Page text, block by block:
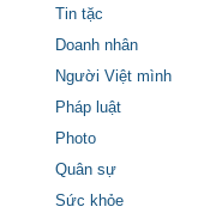
Tin tặc
Doanh nhân
Người Việt mình
Pháp luật
Photo
Quân sự
Sức khỏe